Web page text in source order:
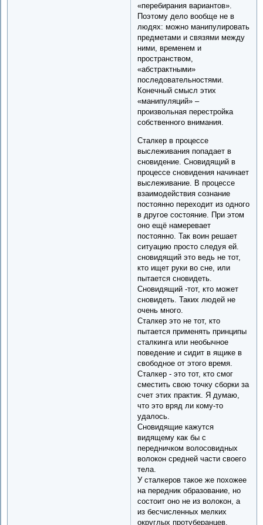
«перебирания вариантов».
Поэтому дело вообще не в
людях: можно манипулировать
предметами и связями между
ними, временем и
пространством,
«абстрактными»
последовательностями.
Конечный смысл этих
«манипуляций» –
произвольная перестройка
собственного внимания.
Сталкер в процессе
выслеживания попадает в
сновидение. Сновидящий в
процессе сновидения начинает
выслеживание. В процессе
взаимодействия сознание
постоянно переходит из одного
в другое состояние. При этом
оно ещё намеревает
постоянно. Так воин решает
ситуацию просто следуя ей.
сновидящий это ведь не тот,
кто ищет руки во сне, или
пытается сновидеть.
Сновидящий -тот, кто может
сновидеть. Таких людей не
очень много.
Сталкер это не тот, кто
пытается применять принципы
сталкинга или необычное
поведение и сидит в ящике в
свободное от этого время.
Сталкер - это тот, кто смог
сместить свою точку сборки за
счет этих практик. Я думаю,
что это вряд ли кому-то
удалось.
Сновидящие кажутся
видящему как бы с
передничком волосовидных
волокон средней части своего
тела.
У сталкеров такое же похожее
на передник образование, но
состоит оно не из волокон, а
из бесчисленных мелких
округлых протуберанцев.